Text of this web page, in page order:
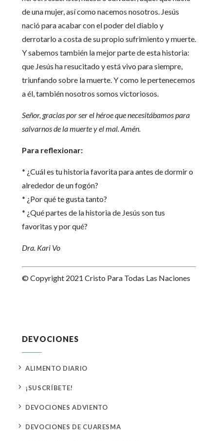
de una mujer, así como nacemos nosotros. Jesús
nació para acabar con el poder del diablo y
derrotarlo a costa de su propio sufrimiento y muerte.
Y sabemos también la mejor parte de esta historia:
que Jesús ha resucitado y está vivo para siempre,
triunfando sobre la muerte. Y como le pertenecemos
a él, también nosotros somos victoriosos.
Señor, gracias por ser el héroe que necesitábamos para
salvarnos de la muerte y el mal. Amén.
Para reflexionar:
* ¿Cuál es tu historia favorita para antes de dormir o
alrededor de un fogón?
* ¿Por qué te gusta tanto?
* ¿Qué partes de la historia de Jesús son tus
favoritas y por qué?
Dra. Kari Vo
© Copyright 2021 Cristo Para Todas Las Naciones
DEVOCIONES
5 ALIMENTO DIARIO
5 ¡SUSCRÍBETE!
5 DEVOCIONES ADVIENTO
5 DEVOCIONES DE CUARESMA